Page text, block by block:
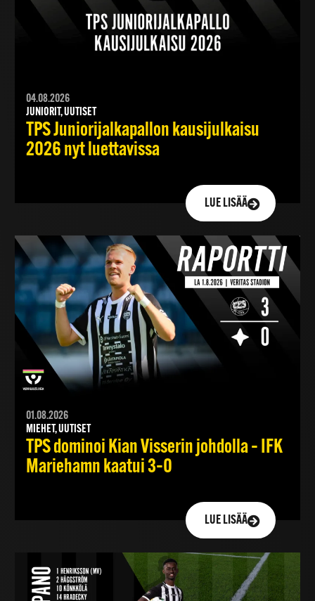
04.08.2026
JUNIORIT, UUTISET
TPS Juniorijalkapallon kausijulkaisu
2026 nyt luettavissa
LUE LISÄÄ
01.08.2026
MIEHET, UUTISET
TPS dominoi Kian Visserin johdolla – IFK
Mariehamn kaatui 3–0
LUE LISÄÄ